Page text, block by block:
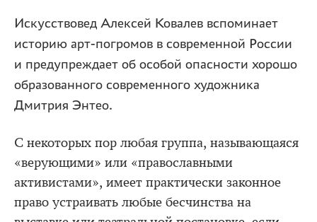
Искусствовед Алексей Ковалев вспоминает
историю арт-погромов в современной России
и предупреждает об особой опасности хорошо
образованного современного художника
Дмитрия Энтео.
С некоторых пор любая группа, называющаяся
«верующими» или «православными
активистами», имеет практически законное
право устраивать любые бесчинства на